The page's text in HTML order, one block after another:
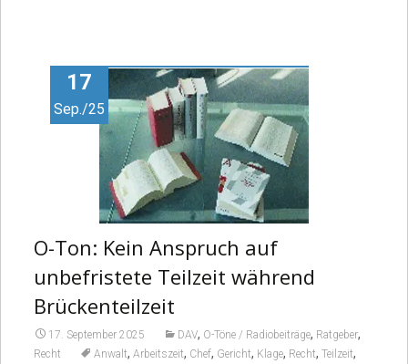
17
Sep./25
O-Ton: Kein Anspruch auf
unbefristete Teilzeit während
Brückenteilzeit
17. September 2025 DAV, O-Töne / Radiobeiträge, Ratgeber,
Recht Anwalt, Arbeitszeit, Chef, Gericht, Klage, Recht, Teilzeit,